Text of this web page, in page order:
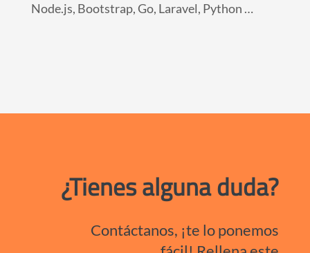
Node.js, Bootstrap, Go, Laravel, Python …
¿Tienes alguna duda?
Contáctanos, ¡te lo ponemos